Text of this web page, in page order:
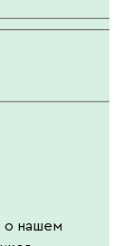
о нашем